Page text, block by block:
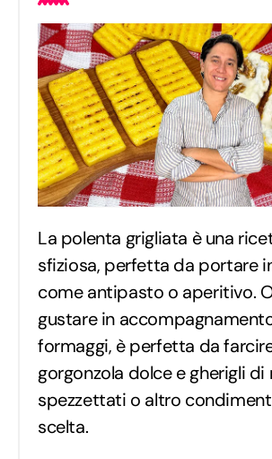
La polenta grigliata è una
sfiziosa, perfetta da portare
come antipasto o aperitivo.
gustare in
formaggi, è perfetta da
gorgonzola dolce e gherigli di
spezzettati o altro
scelta.